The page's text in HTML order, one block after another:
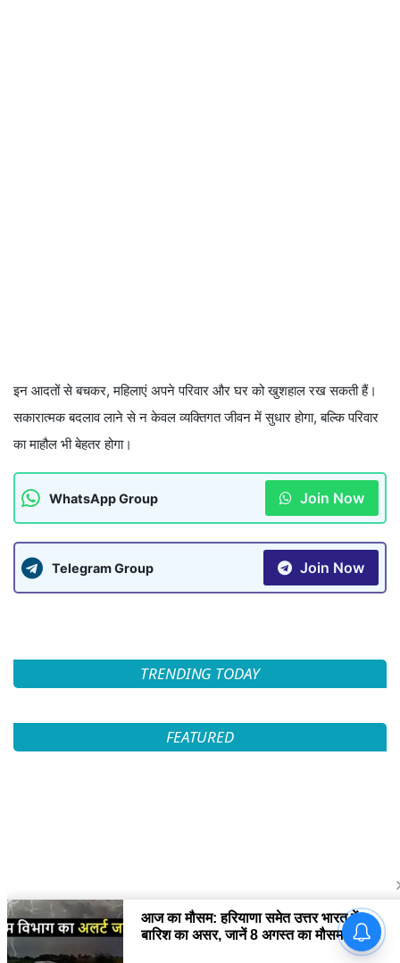
इन आदतों से बचकर, महिलाएं अपने परिवार और घर को खुशहाल रख सकती हैं।
सकारात्मक बदलाव लाने से न केवल व्यक्तिगत जीवन में सुधार होगा, बल्कि परिवार
का माहौल भी बेहतर होगा।
WhatsApp Group Join Now
Telegram Group Join Now
TRENDING TODAY
FEATURED